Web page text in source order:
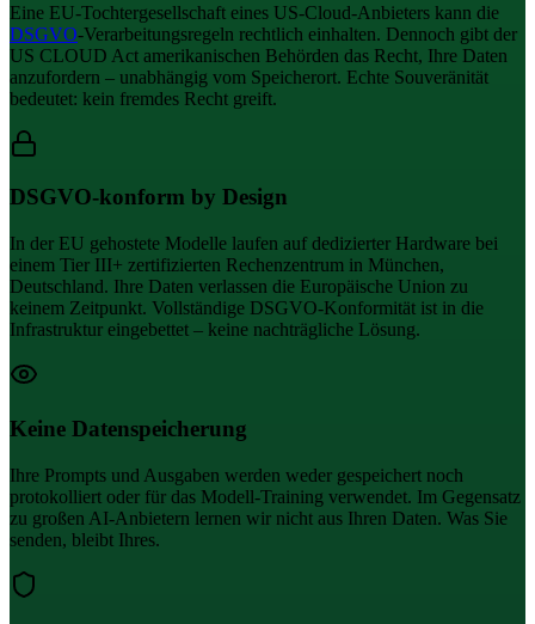
Eine EU-Tochtergesellschaft eines US-Cloud-Anbieters kann die
DSGVO-Verarbeitungsregeln rechtlich einhalten. Dennoch gibt der
US CLOUD Act amerikanischen Behörden das Recht, Ihre Daten
anzufordern – unabhängig vom Speicherort. Echte Souveränität
bedeutet: kein fremdes Recht greift.
DSGVO-konform by Design
In der EU gehostete Modelle laufen auf dedizierter Hardware bei
einem Tier III+ zertifizierten Rechenzentrum in München,
Deutschland. Ihre Daten verlassen die Europäische Union zu
keinem Zeitpunkt. Vollständige DSGVO-Konformität ist in die
Infrastruktur eingebettet – keine nachträgliche Lösung.
Keine Datenspeicherung
Ihre Prompts und Ausgaben werden weder gespeichert noch
protokolliert oder für das Modell-Training verwendet. Im Gegensatz
zu großen AI-Anbietern lernen wir nicht aus Ihren Daten. Was Sie
senden, bleibt Ihres.